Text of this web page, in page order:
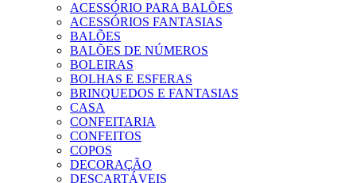
ACESSÓRIO PARA BALÕES
ACESSÓRIOS FANTASIAS
BALÕES
BALÕES DE NÚMEROS
BOLEIRAS
BOLHAS E ESFERAS
BRINQUEDOS E FANTASIAS
CASA
CONFEITARIA
CONFEITOS
COPOS
DECORAÇÃO
DESCARTÁVEIS